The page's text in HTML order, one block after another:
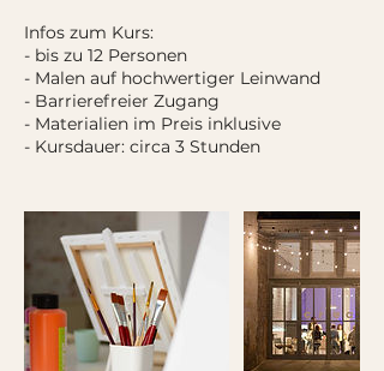
Infos zum Kurs:
- bis zu 12 Personen
- Malen auf hochwertiger Leinwand
- Barrierefreier Zugang
- Materialien im Preis inklusive